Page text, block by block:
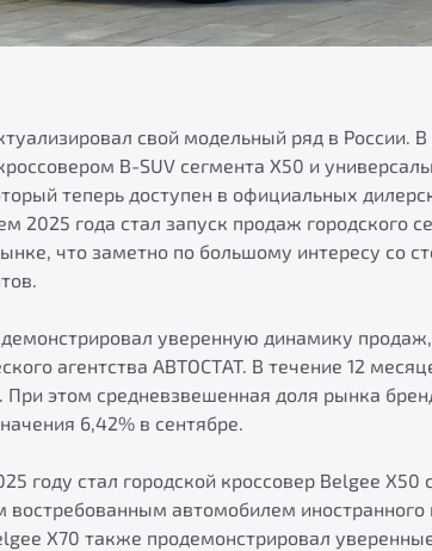
свой модельный ряд в России.
B-SUV сегмента X50 и
теперь доступен в официальных
года стал запуск продаж городского
что заметно по большому интересу со
уверенную динамику
агентства АВТОСТАТ. В течение 12
этом средневзвешенная доля рынка
6,42% в сентябре.
году стал городской кроссовер Belgee X50
автомобилем иностранного
Х70 также продемонстрировал